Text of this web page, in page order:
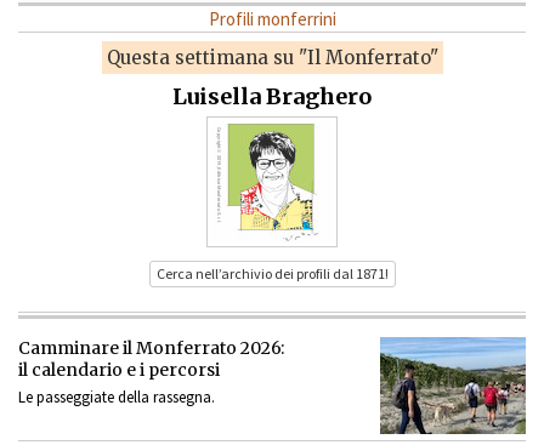
Profili monferrini
Questa settimana su "Il Monferrato"
Luisella Braghero
Cerca nell’archivio dei profili dal 1871!
Camminare il Monferrato 2026:
il calendario e i percorsi
Le passeggiate della rassegna.